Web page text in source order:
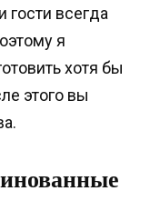
гости всегда
я
хотя бы
этого вы